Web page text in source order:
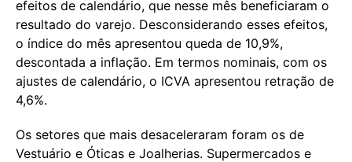
efeitos de calendário, que nesse mês beneficiaram o
resultado do varejo. Desconsiderando esses efeitos,
o índice do mês apresentou queda de 10,9%,
descontada a inflação. Em termos nominais, com os
ajustes de calendário, o ICVA apresentou retração de
4,6%.
Os setores que mais desaceleraram foram os de
Vestuário e Óticas e Joalherias. Supermercados e